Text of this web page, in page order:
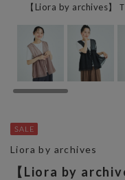
【Liora by archives】
【Liora by
Liora by archives